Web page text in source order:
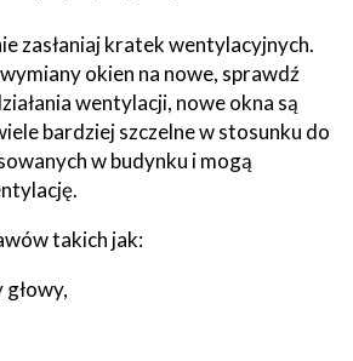
zasłaniaj kratek wentylacyjnych.
okien na nowe, sprawdź
wentylacji, nowe okna są
bardziej szczelne w stosunku do
w budynku i mogą
takich jak: